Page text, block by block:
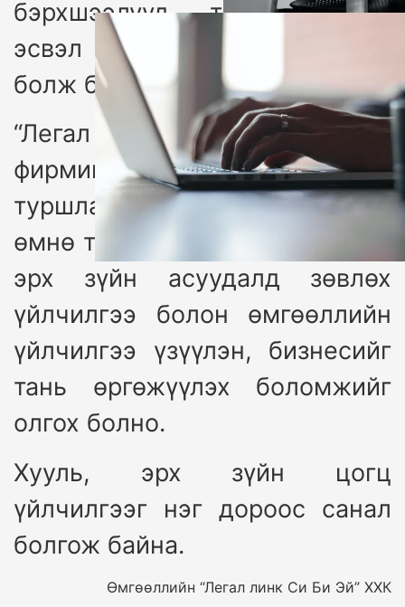
бэрхшээлүүд таны бизнес
эсвэл үйл ажиллагаанд саад
болж байна уу?
“Легал линк Си Би Эй” хуулийн
фирмийн хуульчид өөрсдийн
туршлагадаа үндэслэн таны
өмнө тулгарч буй аливаа хууль
эрх зүйн асуудалд зөвлөх
үйлчилгээ болон өмгөөллийн
үйлчилгээ үзүүлэн, бизнесийг
тань өргөжүүлэх боломжийг
олгох болно.
Хууль, эрх зүйн цогц
үйлчилгээг нэг дороос санал
болгож байна.
Өмгөөллийн “Легал линк Си Би Эй” ХХК